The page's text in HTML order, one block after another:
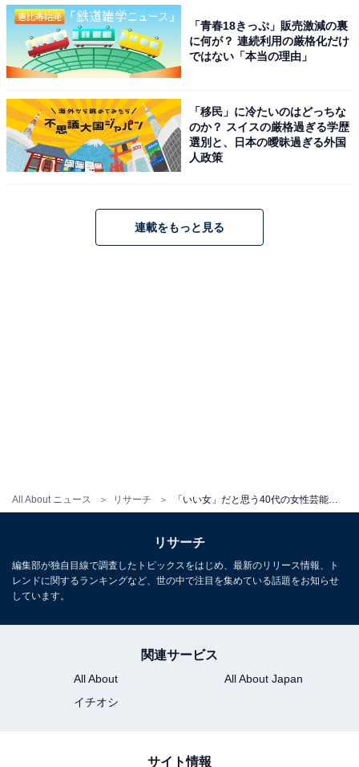
All About ニュース リサーチ 「いい女」だと思う40代の女性芸能人ランキング！ 2位「米倉涼子」を大差で抑えた1位は？
「青春18きっぷ」販売激減の裏
に何が？ 連続利用の厳格化だけ
ではない「本当の理由」
「移民」に冷たいのはどっちな
のか？ スイスの厳格過ぎる学歴
選別と、日本の曖昧過ぎる外国
人政策
連載をもっと見る
リサーチ
編集部が独自目線で調査したトピックスをはじめ、最新のリリース情報、ト
レンドに関するランキングなど、世の中で注目を集めている話題をお知らせ
しています。
関連サービス
All About
All About Japan
イチオシ
サイト情報